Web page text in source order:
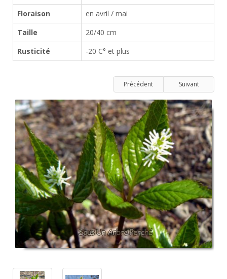
Floraison
en avril / mai
Taille
20/40 cm
Rusticité
-20 C° et plus
Précédent Suivant